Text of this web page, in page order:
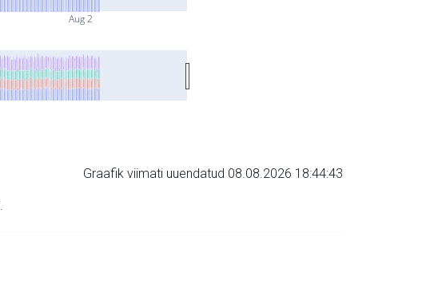
Aug 2
Graafik viimati uuendatud 08.08.2026 18:44:43